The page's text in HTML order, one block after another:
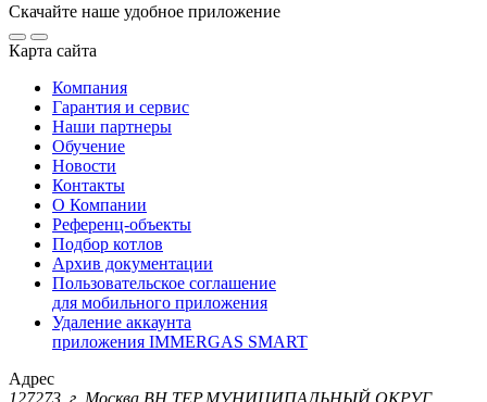
Скачайте наше удобное приложение
Карта сайта
Компания
Гарантия и сервис
Наши партнеры
Обучение
Новости
Контакты
О Компании
Референц-объекты
Подбор котлов
Архив документации
Пользовательское соглашение
для мобильного приложения
Удаление аккаунта
приложения IMMERGAS SMART
Адрес
127273, г. Москва ВН.ТЕР.МУНИЦИПАЛЬНЫЙ ОКРУГ